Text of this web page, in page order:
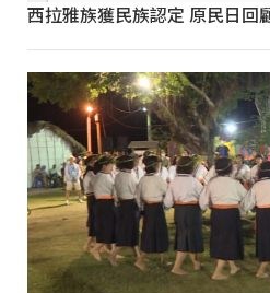
西拉雅族獲民族認定 原民日回